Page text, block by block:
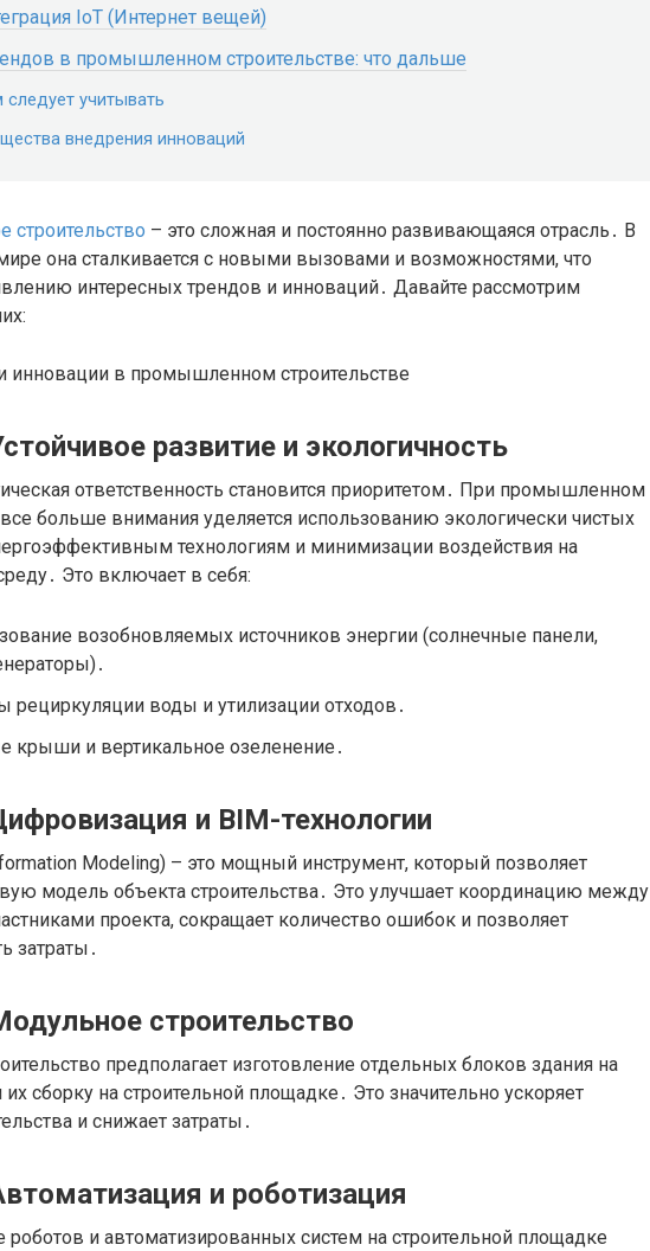
IoT (Интернет вещей)
в промышленном строительстве: что дальше
следует учитывать
внедрения инноваций
– это сложная и постоянно развивающаяся отрасль․ В
она сталкивается с новыми вызовами и возможностями, что
интересных трендов и инноваций․ Давайте рассмотрим
развитие и экологичность
ответственность становится приоритетом․ При промышленном
все больше внимания уделяется использованию экологически чистых
технологиям и минимизации воздействия на
Это включает в себя:
возобновляемых источников энергии (солнечные панели,
рециркуляции воды и утилизации отходов․
крыши и вертикальное озеленение․
и BIM-технологии
Modeling) – это мощный инструмент, который позволяет
модель объекта строительства․ Это улучшает координацию между
проекта, сокращает количество ошибок и позволяет
затраты․
строительство
предполагает изготовление отдельных блоков здания на
их сборку на строительной площадке․ Это значительно ускоряет
и снижает затраты․
и роботизация
роботов и автоматизированных систем на строительной площадке